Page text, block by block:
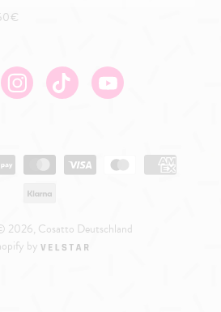
InstagramTikTok Youtube
2026, Cosatto Deutschland
by